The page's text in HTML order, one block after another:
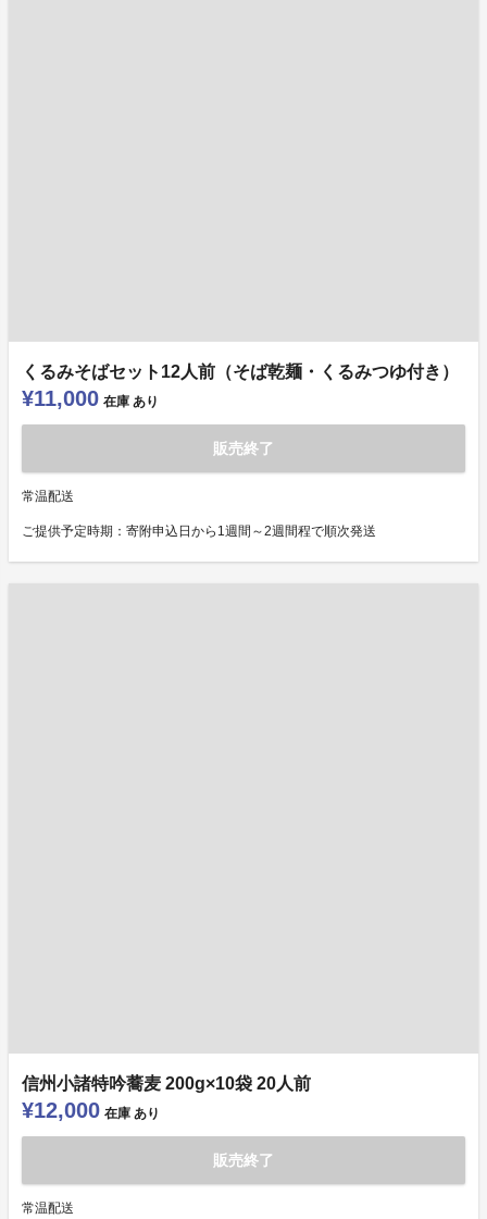
くるみそばセット12人前（そば乾麺・くるみつゆ付き）
¥11,000 在庫 あり
販売終了
常温配送
ご提供予定時期：寄附申込日から1週間～2週間程で順次発送
信州小諸特吟蕎麦 200g×10袋 20人前
¥12,000 在庫 あり
販売終了
常温配送